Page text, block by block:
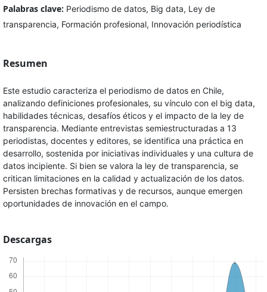
Palabras clave: Periodismo de datos, Big data, Ley de
transparencia, Formación profesional, Innovación periodística
Resumen
Este estudio caracteriza el periodismo de datos en Chile,
analizando definiciones profesionales, su vínculo con el big data,
habilidades técnicas, desafíos éticos y el impacto de la ley de
transparencia. Mediante entrevistas semiestructuradas a 13
periodistas, docentes y editores, se identifica una práctica en
desarrollo, sostenida por iniciativas individuales y una cultura de
datos incipiente. Si bien se valora la ley de transparencia, se
critican limitaciones en la calidad y actualización de los datos.
Persisten brechas formativas y de recursos, aunque emergen
oportunidades de innovación en el campo.
Descargas